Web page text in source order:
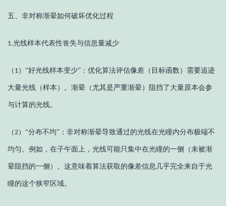
五、 非对称渐晕如何破坏优化过程
1.光线样本代表性丧失与信息量减少
（ 1） “好光线样本变少”：优化算法评估像差（目标函数）需要追迹
大量光线（样本）。渐晕（尤其是严重渐晕）阻挡了大量原本会参
与计算的光线。
（2） “分布不均”：非对称渐晕导致通过的光线在光瞳内分布极端不
均匀。例如，在子午面上，光线可能只集中在光瞳的一侧（未被渐
晕阻挡的一侧）。这意味着算法获取的像差信息几乎完全来自于光
瞳的这个狭窄区域。